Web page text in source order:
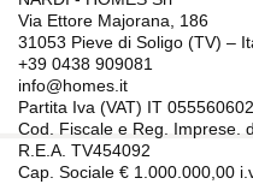
Via Ettore Majorana, 186
31053 Pieve di Soligo (TV) –
+39 0438 909081
info@homes.it
Partita Iva (VAT) IT
Cod. Fiscale e Reg. Imprese.
R.E.A. TV454092
Cap. Sociale € 1.000.000,00